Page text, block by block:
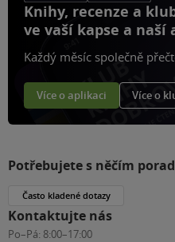
Knihy, recenze a
ve vaší kapse a naší
Každý měsíc společně
Více o aplikaci Více o
Potřebujete s něčím
Často kladené dotazy
Kontaktujte nás
Po–Pá: 8:00–17:00